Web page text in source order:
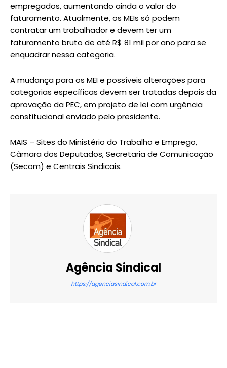
empregados, aumentando ainda o valor do
faturamento. Atualmente, os MEIs só podem
contratar um trabalhador e devem ter um
faturamento bruto de até R$ 81 mil por ano para se
enquadrar nessa categoria.
A mudança para os MEI e possíveis alterações para
categorias específicas devem ser tratadas depois da
aprovação da PEC, em projeto de lei com urgência
constitucional enviado pelo presidente.
MAIS – Sites do Ministério do Trabalho e Emprego,
Câmara dos Deputados, Secretaria de Comunicação
(Secom) e Centrais Sindicais.
Agência Sindical
https://agenciasindical.com.br